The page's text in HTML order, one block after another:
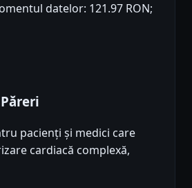
datelor: 121.97 RON;
Păreri
pacienți și medici care
cardiacă complexă,